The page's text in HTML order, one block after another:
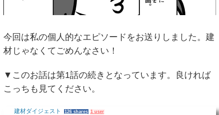
今回は私の個人的なエピソードをお送りしました。建
材じゃなくてごめんなさい！
▼このお話は第1話の続きとなっています。良ければ
こっちも見てください。
建材ダイジェスト 126 shares 1 user